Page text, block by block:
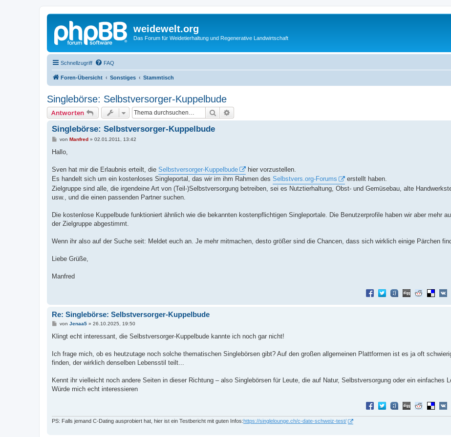
weidewelt.org
Das Forum für Weidetierhaltung und Regenerative Landwirtschaft
Schnellzugriff FAQ
Foren-Übersicht Sonstiges Stammtisch
Singlebörse: Selbstversorger-Kuppelbude
Antworten Suche
Singlebörse: Selbstversorger-Kuppelbude
B
i
a
von Manfred» 02.01.2011, 13:42
Hallo,
Sven hat mir die Erlaubnis erteilt, die Selbstversorger-Kuppelbude
hier vorzustellen.
Es handelt sich um ein kostenloses Singleportal, das wir im ihm Rahmen des Selbstvers.org-Forums
erstellt haben.
Zielgruppe sind alle, die irgendeine Art von (Teil-)Selbstversorgung betreiben, sei es Nutztierhaltung, Obst- und Gemüsebau, alte
usw., und die einen passenden Partner suchen.
Die kostenlose Kuppelbude funktioniert ähnlich wie die bekannten kostenpflichtigen Singleportale. Die Benutzerprofile haben wir aber mehr
der Zielgruppe abgestimmt.
Wenn ihr also auf der Suche seit: Meldet euch an. Je mehr mitmachen, desto größer sind die Chancen, dass sich wirklich einige Pärchen
Liebe Grüße,
Manfred
Re: Singlebörse: Selbstversorger-Kuppelbude
B
i
a
von Jenaa5» 26.10.2025, 19:50
Klingt echt interessant, die Selbstversorger-Kuppelbude kannte ich noch gar nicht!
Ich frage mich, ob es heutzutage noch solche thematischen Singlebörsen gibt? Auf den großen allgemeinen Plattformen ist es ja oft
finden, der wirklich denselben Lebensstil teilt...
Kennt ihr vielleicht noch andere Seiten in dieser Richtung – also Singlebörsen für Leute, die auf Natur, Selbstversorgung oder ein einfaches
Würde mich echt interessieren
PS: Falls jemand C-Dating ausprobiert hat, hier ist ein Testbericht mit guten Infos:https://singlelounge.ch/c-date-schweiz-test/